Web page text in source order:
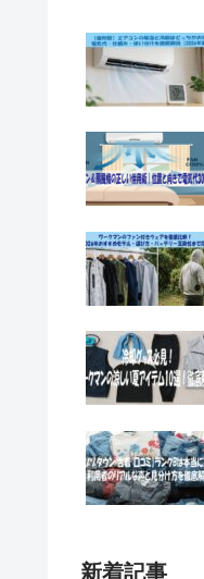
新着記事